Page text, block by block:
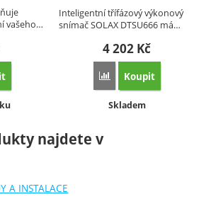
vašeho…
Inteligentní třífázový výkonový
snímač SOLAX DTSU666 má…
4 202 Kč
Porovnat
Koupit
Dostupnost:
Skladem
najdete v
A INSTALACE